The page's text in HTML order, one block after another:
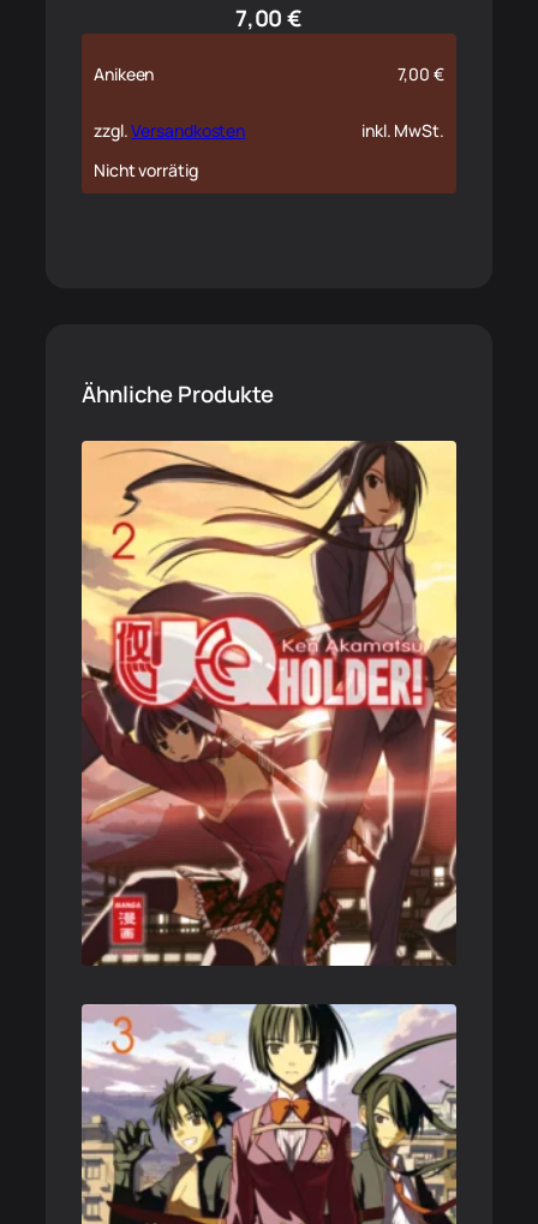
7,00€
Anikeen 7,00€
zzgl.Versandkosten
inkl. MwSt.
Nicht vorrätig
Ähnliche Produkte